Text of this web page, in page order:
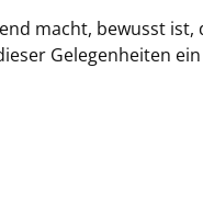
macht, bewusst ist,
Gelegenheiten